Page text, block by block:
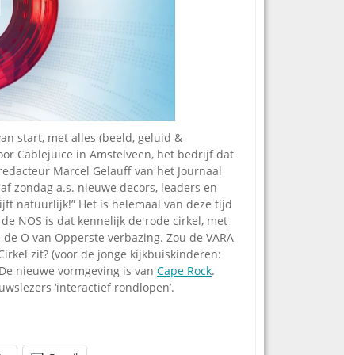
Klaas
start, met alles (beeld, geluid &
Cablejuice in Amstelveen, het bedrijf dat
Marcel Gelauff van het Journaal
zondag a.s. nieuwe decors, leaders en
natuurlijk!” Het is helemaal van deze tijd
NOS is dat kennelijk de rode cirkel, met
O van Opperste verbazing. Zou de VARA
zit? (voor de jonge kijkbuiskinderen:
nieuwe vormgeving is van Cape Rock.
‘interactief rondlopen’.